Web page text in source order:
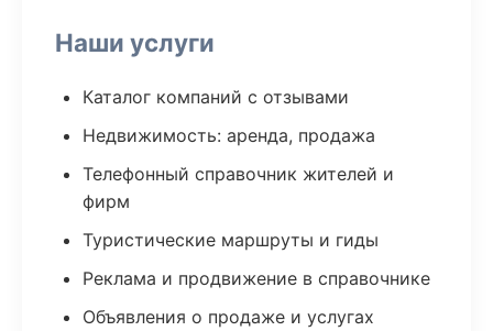
Наши услуги
Каталог компаний с отзывами
Недвижимость: аренда, продажа
Телефонный справочник жителей и
фирм
Туристические маршруты и гиды
Реклама и продвижение в справочнике
Объявления о продаже и услугах